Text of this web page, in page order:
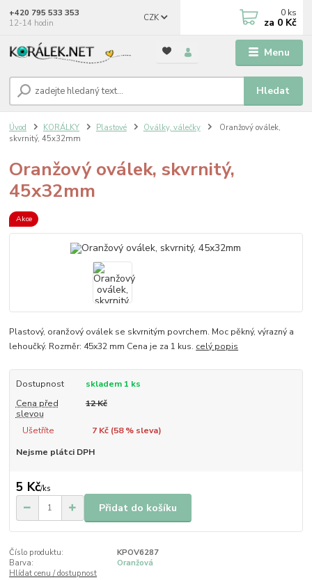
Menu
CZK
Hledat
+420 795 533 353
12-14 hodin
0 ks
za 0 Kč
Úvod KORÁLKY Plastové Oválky, válečky
Oranžový oválek,
skvrnitý, 45x32mm
Oranžový oválek, skvrnitý,
45x32mm
Akce
Plastový, oranžový oválek se skvrnitým povrchem. Moc pěkný, výrazný a
lehoučký. Rozměr: 45x32 mm Cena je za 1 kus. celý popis
Dostupnost
skladem 1 ks
Cena před
slevou
12 Kč
Ušetříte 7 Kč (58% sleva)
Nejsme plátci DPH
5 Kč/ks
Přidat do košíku
Číslo produktu:
KPOV6287
Barva:
Oranžová
Hlídat cenu / dostupnost